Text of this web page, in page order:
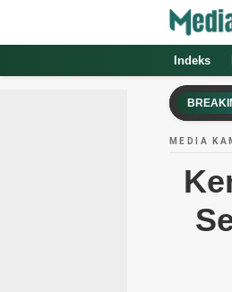
Indeks
Hasil Laga Uji Coba Telan Kekalahan
MEDIA